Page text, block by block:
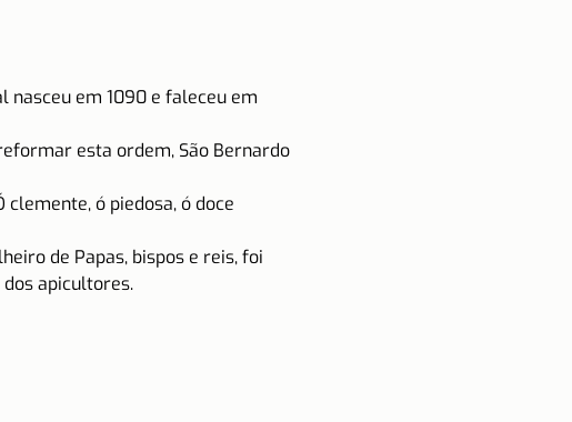
nasceu em 1090 e faleceu em
esta ordem, São Bernardo
ó piedosa, ó doce
de Papas, bispos e reis, foi
apicultores.